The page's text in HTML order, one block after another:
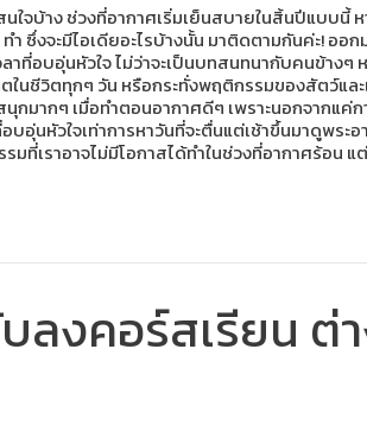
ใจบ้าง ช่วงที่อากาศเริ่มเย็นสบายในสิ้นปีแบบ
ซึ่งจะมีไอเดียอะไรบ้างนั้น มาติดตามกันค่ะ! อ
ลาที่อบอุ่นหัวใจ ไม่ว่าจะเป็นบทสนทนากับคนข้า
ในชีวิตทุกๆ วัน หรือกระทั่งพฤติกรรมของสัตว์แ
กมากๆ เมื่อทำตอนอากาศดีๆ เพราะนอกจากแ
อุ่นหัวใจเท่าการหาวันที่จะตื่นแต่เช้าขึ้นมาดูพร
มที่เราอาจไม่มีโอกาสได้ทำในช่วงที่อากาศร้อน
งคอร์สเรียน ต่